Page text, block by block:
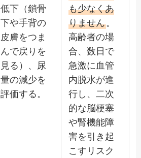
低下（鎖骨
下や手背の
皮膚をつま
んで戻りを
見る）、尿
量の減少を
評価する。
も少なくあ
りません。
高齢者の場
合、数日で
急激に血管
内脱水が進
行し、二次
的な脳梗塞
や腎機能障
害を引き起
こすリスク